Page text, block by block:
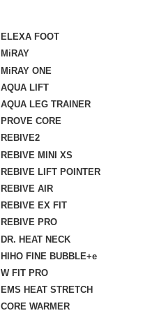
ELEXA FOOT
MiRAY
MiRAY ONE
AQUA LIFT
AQUA LEG TRAINER
PROVE CORE
REBIVE2
REBIVE MINI XS
REBIVE LIFT POINTER
REBIVE AIR
REBIVE EX FIT
REBIVE PRO
DR. HEAT NECK
HIHO FINE BUBBLE+e
W FIT PRO
EMS HEAT STRETCH
CORE WARMER